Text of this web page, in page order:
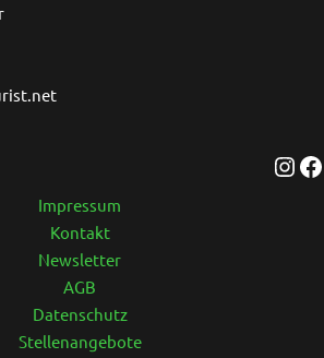
Impressum
Kontakt
Newsletter
AGB
Datenschutz
Stellenangebote